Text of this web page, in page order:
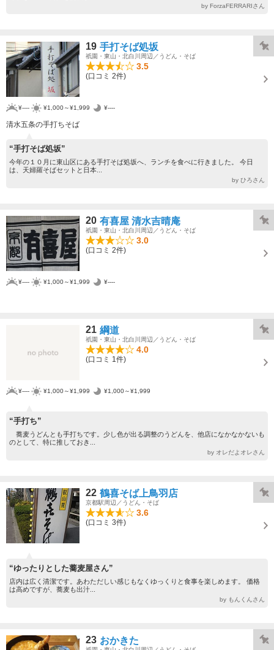
by ForzaFERRARIさん
19 手打そば処坂
祇園・東山・北白川周辺／うどん・そば
3.5
(口コミ 2件)
¥---- ¥1,000～¥1,999 ¥----
清水五条の手打ちそば
“手打そば処坂”
今年の１０月に東山区にある手打そば処坂へ、ランチを食べに行きました。 今日
は、天婦羅そばセットと日本...
by ひろさん
20 有喜屋 清水吉晴庵
祇園・東山・北白川周辺／うどん・そば
3.0
(口コミ 2件)
¥---- ¥1,000～¥1,999 ¥----
21 綱道
祇園・東山・北白川周辺／うどん・そば
4.0
(口コミ 1件)
¥---- ¥1,000～¥1,999 ¥1,000～¥1,999
“手打ち”
蕎麦うどんとも手打ちです。少し色が出る調整のうどんを、他店になかなかないも
のとして、特に推しておき...
by オレだよオレさん
22 鶴喜そば上鳥羽店
京都駅周辺／うどん・そば
3.6
(口コミ 3件)
“ゆったりとした蕎麦屋さん”
店内は広く清潔です。あわただしい感じもなくゆっくりと食事を楽しめます。 価格
は高めですが、蕎麦も出汁...
by もんくんさん
23 おかきた